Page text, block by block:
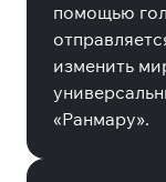
помощью
изменить
«Ранмару».